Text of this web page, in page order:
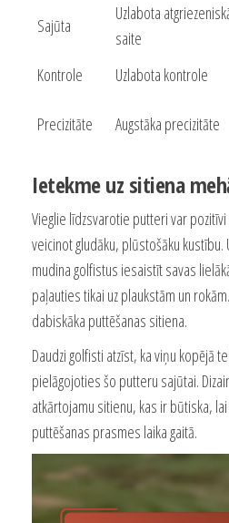
Sajūta
Uzlabota
saite
Kontrole
Uzlabota kontrole
Precizitāte Augstāka precizitāte
Ietekme uz sitiena
Vieglie līdzsvarotie putteri var
veicinot gludāku, plūstošāku
mudina golfistus iesaistīt savas
paļauties tikai uz plaukstām un
dabiskāka puttēšanas sitiena.
Daudzi golfisti atzīst, ka viņu kopējā
pielāgojoties šo putteru sajūtai.
atkārtojamu sitienu, kas ir būtiska,
puttēšanas prasmes laika gaitā.